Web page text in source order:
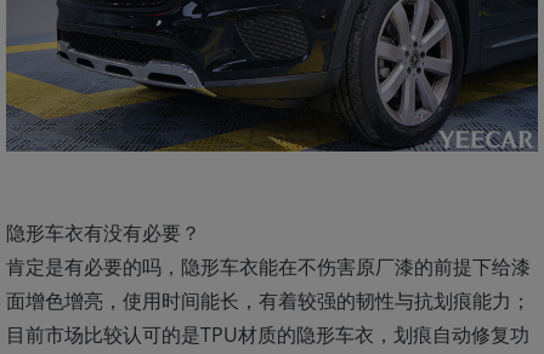
隐形车衣有没有必要？
肯定是有必要的吗，隐形车衣能在不伤害原厂漆的前提下给漆
面增色增亮，使用时间能长，有着较强的韧性与抗划痕能力；
目前市场比较认可的是TPU材质的隐形车衣，划痕自动修复功